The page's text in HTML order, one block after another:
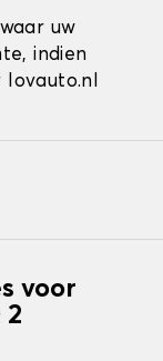
uw
indien
lovauto.nl
voor
2